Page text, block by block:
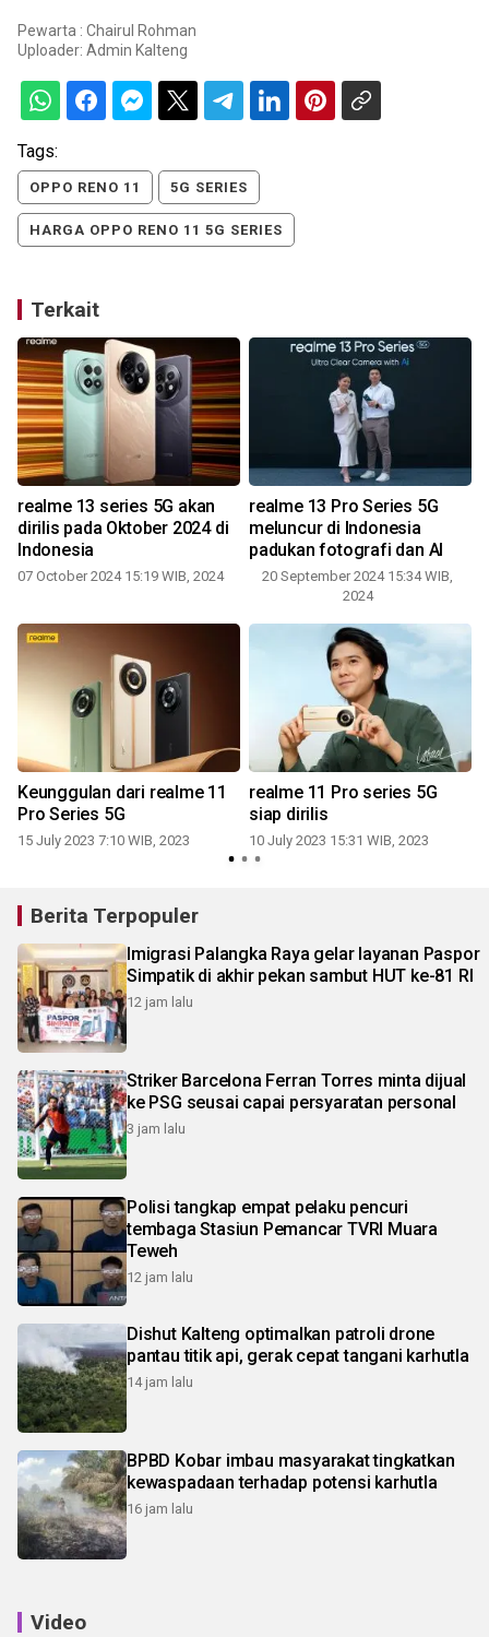
Pewarta : Chairul Rohman
Uploader: Admin Kalteng
Tags:
OPPO RENO 11 5G SERIES
HARGA OPPO RENO 11 5G SERIES
Terkait
realme 13 series 5G akan
dirilis pada Oktober 2024 di
Indonesia
07 October 2024 15:19 WIB, 2024
realme 13 Pro Series 5G
meluncur di Indonesia
padukan fotografi dan AI
20 September 2024 15:34 WIB,
2024
Keunggulan dari realme 11
Pro Series 5G
15 July 2023 7:10 WIB, 2023
realme 11 Pro series 5G
siap dirilis
10 July 2023 15:31 WIB, 2023
Berita Terpopuler
Imigrasi Palangka Raya gelar layanan Paspor
Simpatik di akhir pekan sambut HUT ke-81 RI
12 jam lalu
Striker Barcelona Ferran Torres minta dijual
ke PSG seusai capai persyaratan personal
3 jam lalu
Polisi tangkap empat pelaku pencuri
tembaga Stasiun Pemancar TVRI Muara
Teweh
12 jam lalu
Dishut Kalteng optimalkan patroli drone
pantau titik api, gerak cepat tangani karhutla
14 jam lalu
BPBD Kobar imbau masyarakat tingkatkan
kewaspadaan terhadap potensi karhutla
16 jam lalu
Video